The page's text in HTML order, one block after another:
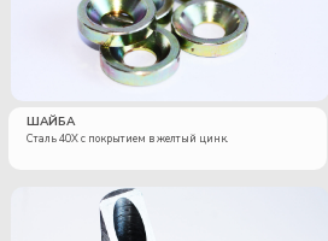
Сталь 40Х с покрытием в желтый цинк.
ШАЙБА